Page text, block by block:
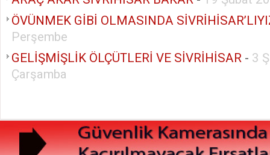
ÖVÜNMEK GİBİ OLMASINDA
Perşembe
GELİŞMİŞLİK ÖLÇÜTLERİ VE SİVRİHİSAR - 3
Çarşamba